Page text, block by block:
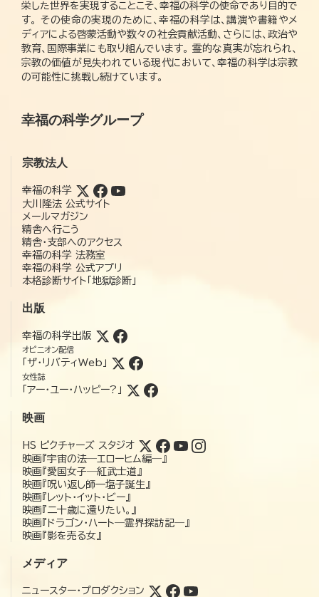
栄した世界を実現することこそ、幸福の科学の使命であり目的で
す。 その使命の実現のために、幸福の科学は、講演や書籍やメ
ディアによる啓蒙活動や数々の社会貢献活動、さらには、政治や
教育、国際事業にも取り組んでいます。 霊的な真実が忘れられ、
宗教の価値が見失われている現代において、幸福の科学は宗教
の可能性に挑戦し続けています。
幸福の科学グループ
宗教法人
幸福の科学
大川隆法 公式サイト
メールマガジン
精舎へ行こう
精舎・支部へのアクセス
幸福の科学 法務室
幸福の科学 公式アプリ
本格診断サイト「地獄診断」
出版
幸福の科学出版
オピニオン配信
「ザ・リバティWeb」
女性誌
「アー・ユー・ハッピー?」
映画
HS ピクチャーズ スタジオ
映画『宇宙の法―エローヒム編―』
映画『愛国女子―紅武士道』
映画『呪い返し師—塩子誕生』
映画『レット・イット・ビー』
映画『二十歳に還りたい。』
映画『ドラゴン・ハート―霊界探訪記―』
映画『影を売る女』
メディア
ニュースター・プロダクション